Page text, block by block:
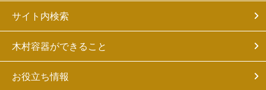
サイト内検索
木村容器ができること
お役立ち情報